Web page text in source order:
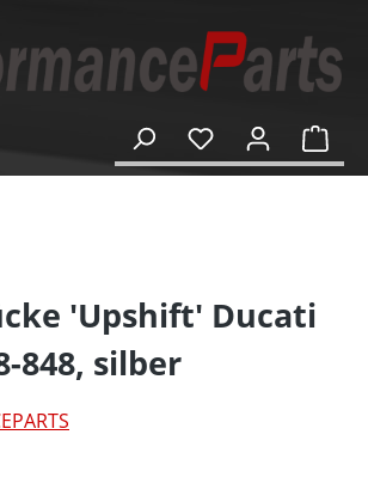
'Upshift' Ducati
848, silber